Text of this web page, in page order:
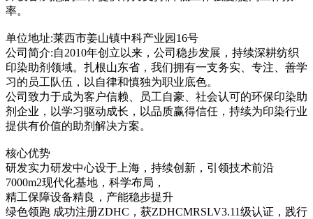
率。
单位地址:莱西市姜山镇中科产业园16号
公司简介:自2010年创立以来，公司稳步发展，持续深耕纺织
印染助剂领域。扎根山东省，我们拥有一支务实、专注、善学
习的员工队伍，以自律和慎独为职业底色。
公司致力于成为客户信赖、员工自豪、社会认可的环保印染助
剂企业，以学习驱动成长，以品质赢得信任，持续为印染行业
提供有价值的助剂解决方案。
核心优势
研发实力研发中心设于上海，持续创新，引领技术前沿
7000m2现代化基地，科学布局，
精工保障设备精良，产能稳步提升
绿色领跑 成功注册ZDHC，获ZDHCMRSLV3.11级认证，践行